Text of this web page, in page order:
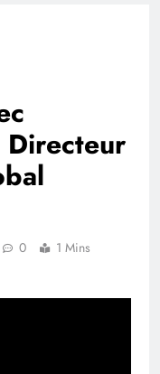
0 1 Mins